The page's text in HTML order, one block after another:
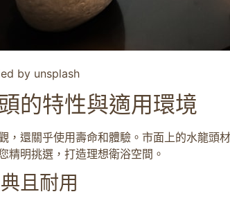
by unsplash
的特性與適用環境
，還關乎使用壽命和體驗。市面上的水龍頭
精明挑選，打造理想衛浴空間。
且耐用